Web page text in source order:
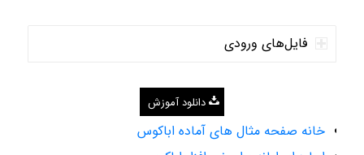
فایل‌های ورودی
دانلود آموزش
خانه صفحه مثال های آماده اباکوس